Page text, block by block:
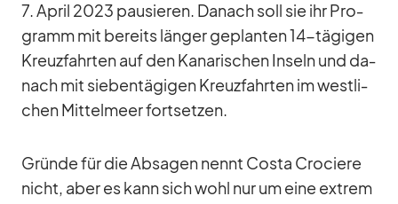
7. April 2023 pau­sie­ren. Da­nach soll sie ihr Pro­
gramm mit be­reits län­ger ge­plan­ten 14-tä­gi­gen
Kreuz­fahr­ten auf den Ka­na­ri­schen In­seln und da­
nach mit sie­ben­tä­gi­gen Kreuz­fahr­ten im west­li­
chen Mit­tel­meer fort­set­zen.
Gründe für die Ab­sa­gen nennt Costa Cro­ciere
nicht, aber es kann sich wohl nur um eine ex­trem